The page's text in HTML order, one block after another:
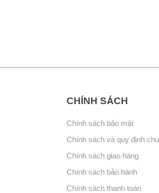
CHÍNH SÁCH
Chính sách bảo mật
Chính sách và quy định
Chính sách giao hàng
Chính sách bảo hành
Chính sách thanh toán